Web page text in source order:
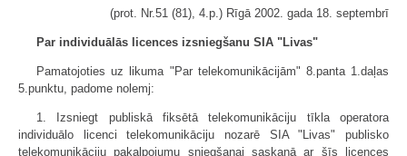
(prot. Nr.51 (81), 4.p.) Rīgā 2002. gada 18. septembrī
Par individuālās licences izsniegšanu SIA "Livas"
Pamatojoties uz likuma "Par telekomunikācijām" 8.panta 1.daļas
5.punktu, padome nolemj:
1. Izsniegt publiskā fiksētā telekomunikāciju tīkla operatora
individuālo licenci telekomunikāciju nozarē SIA "Livas" publisko
telekomunikāciju pakalpojumu sniegšanai saskaņā ar šīs licences